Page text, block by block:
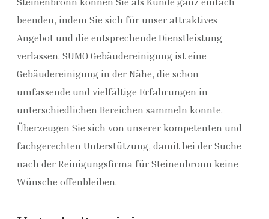
beenden, indem Sie sich für unser attraktives
Angebot und die entsprechende Dienstleistung
verlassen. SUMO Gebäudereinigung ist eine
Gebäudereinigung in der Nähe, die schon
umfassende und vielfältige Erfahrungen in
unterschiedlichen Bereichen sammeln konnte.
Überzeugen Sie sich von unserer kompetenten und
fachgerechten Unterstützung, damit bei der Suche
nach der Reinigungsfirma für Steinenbronn keine
Wünsche offenbleiben.